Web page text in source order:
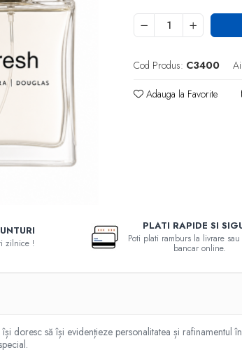
Cod Produs: C3400
Adauga la Favorite
zilnice !
PLATI RAPIDE SI
Poti plati ramburs la livrare
bancar online.
doresc să își evidențieze personalitatea și